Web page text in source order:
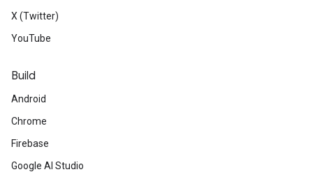
X (Twitter)
YouTube
Build
Android
Chrome
Firebase
Google AI Studio